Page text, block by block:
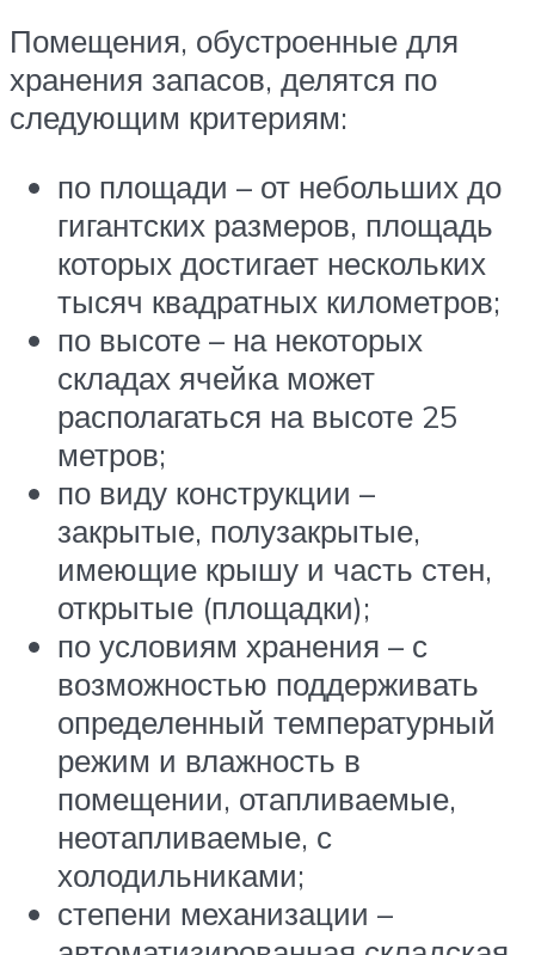
Помещения, обустроенные для
хранения запасов, делятся по
следующим критериям:
по площади – от небольших до
гигантских размеров, площадь
которых достигает нескольких
тысяч квадратных километров;
по высоте – на некоторых
складах ячейка может
располагаться на высоте 25
метров;
по виду конструкции –
закрытые, полузакрытые,
имеющие крышу и часть стен,
открытые (площадки);
по условиям хранения – с
возможностью поддерживать
определенный температурный
режим и влажность в
помещении, отапливаемые,
неотапливаемые, с
холодильниками;
степени механизации –